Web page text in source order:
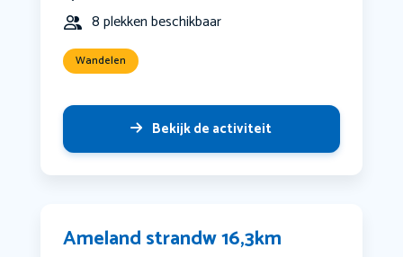
8 plekken beschikbaar
Wandelen
Bekijk de activiteit
Ameland strandw 16,3km